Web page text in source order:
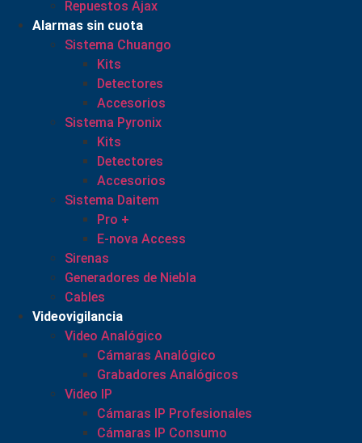
Repuestos Ajax
Alarmas sin cuota
Sistema Chuango
Kits
Detectores
Accesorios
Sistema Pyronix
Kits
Detectores
Accesorios
Sistema Daitem
Pro +
E-nova Access
Sirenas
Generadores de Niebla
Cables
Videovigilancia
Video Analógico
Cámaras Analógico
Grabadores Analógicos
Video IP
Cámaras IP Profesionales
Cámaras IP Consumo